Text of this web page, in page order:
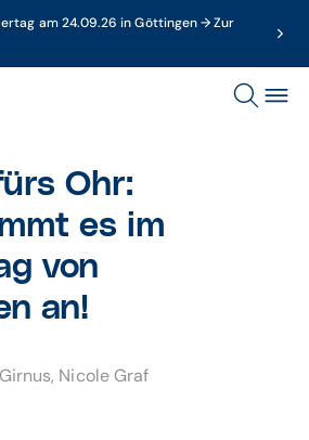
am 24.09.26 in Göttingen → Zur
Ohr:
es im
von
an!
, Nicole Graf